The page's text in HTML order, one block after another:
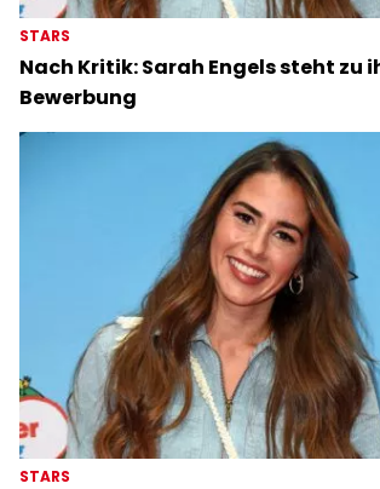
STARS
Nach Kritik: Sarah Engels steht zu
Bewerbung
STARS